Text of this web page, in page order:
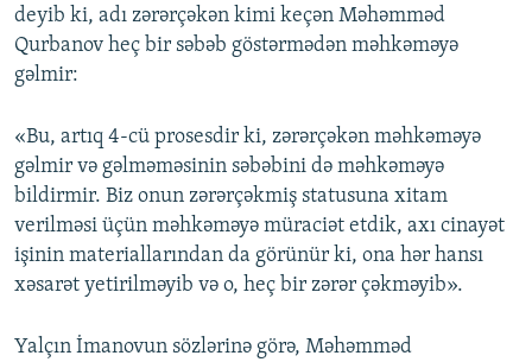
deyib ki, adı zərərçəkən kimi keçən Məhəmməd
Qurbanov heç bir səbəb göstərmədən məhkəməyə
gəlmir:
«Bu, artıq 4-cü prosesdir ki, zərərçəkən məhkəməyə
gəlmir və gəlməməsinin səbəbini də məhkəməyə
bildirmir. Biz onun zərərçəkmiş statusuna xitam
verilməsi üçün məhkəməyə müraciət etdik, axı cinayət
işinin materiallarından da görünür ki, ona hər hansı
xəsarət yetirilməyib və o, heç bir zərər çəkməyib».
Yalçın İmanovun sözlərinə görə, Məhəmməd